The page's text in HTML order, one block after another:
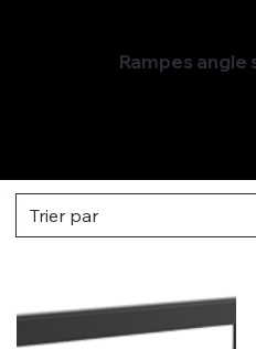
Rampes angle